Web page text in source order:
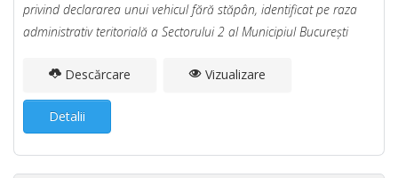
privind declararea unui vehicul fără stăpân, identificat pe raza
administrativ teritorială a Sectorului 2 al Municipiul Bucureşti
Descărcare Vizualizare
Detalii